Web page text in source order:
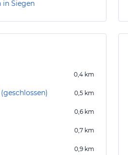
in Siegen
0,4 km
0,5 km
0,6 km
0,7 km
0,9 km